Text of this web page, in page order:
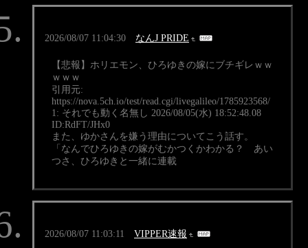
2026/08/07 11:04:30 なんJ PRIDE
【悲報】ホリエモン、ひろゆきの嫁にブチギレｗｗ
ｗｗｗ
引用元:
https://nova.5ch.io/test/read.cgi/livegalileo/1785923568/
1: それでも動く名無し 2026/08/05(水) 18:52:48.08
ID:RdFT/JHx0
また、ゆかさんを嫌う理由についてこう話す。
「なんでひろゆきの嫁がむかつくかわかる？ あい
つさ、ひろゆきと一緒に連載
2026/08/07 11:03:11 VIPPER速報